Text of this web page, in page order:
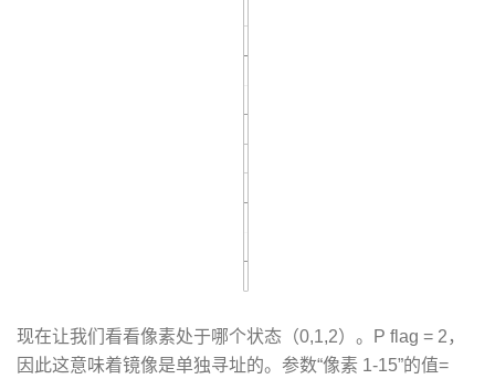
现在让我们看看像素处于哪个状态（0,1,2）。P flag = 2，
因此这意味着镜像是单独寻址的。参数“像素 1-15”的值=